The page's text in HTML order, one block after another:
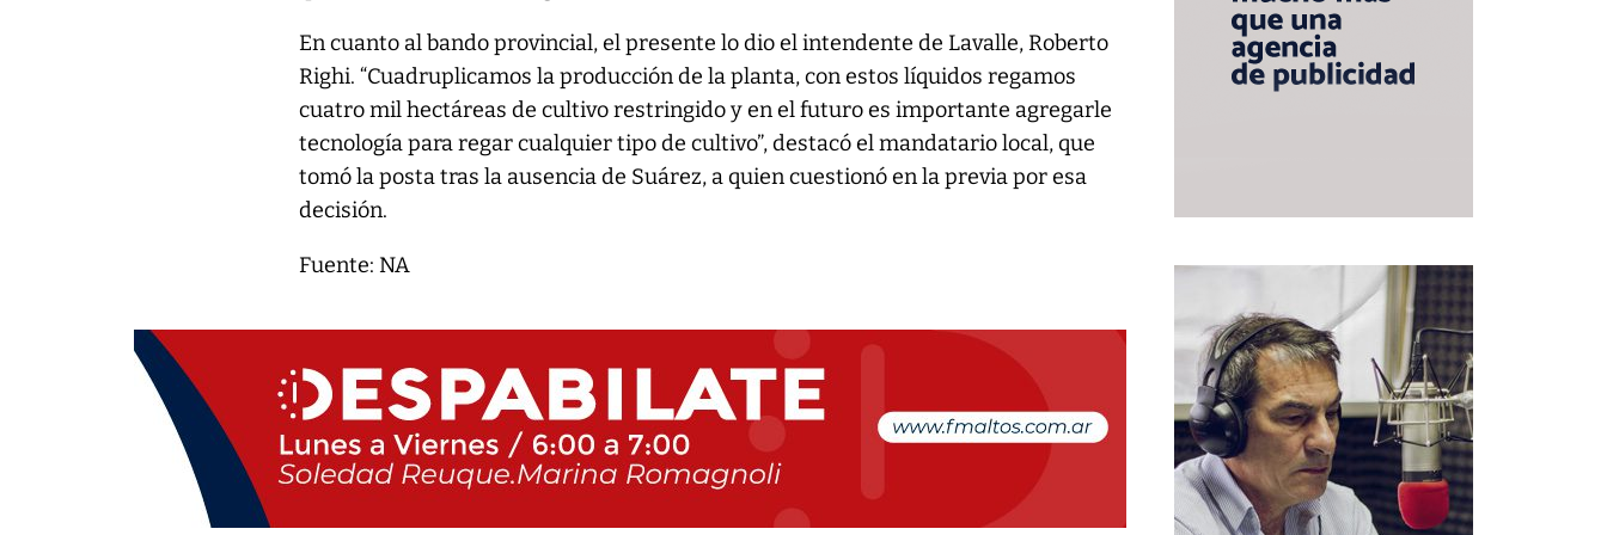
En cuanto al bando provincial, el presente lo dio el intendente de Lavalle, Roberto
Righi. “Cuadruplicamos la producción de la planta, con estos líquidos regamos
cuatro mil hectáreas de cultivo restringido y en el futuro es importante agregarle
tecnología para regar cualquier tipo de cultivo”, destacó el mandatario local, que
tomó la posta tras la ausencia de Suárez, a quien cuestionó en la previa por esa
decisión.
Fuente: NA